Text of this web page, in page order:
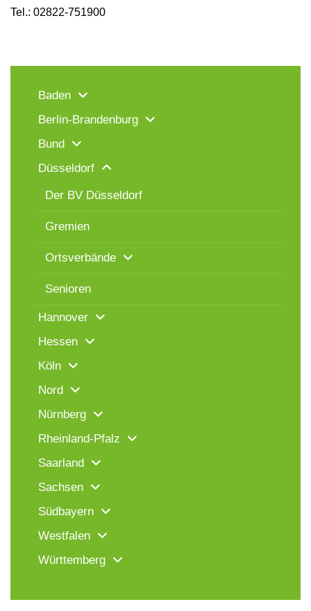
Tel.: 02822-751900
Baden
Berlin-Brandenburg
Bund
Düsseldorf
Der BV Düsseldorf
Gremien
Ortsverbände
Senioren
Hannover
Hessen
Köln
Nord
Nürnberg
Rheinland-Pfalz
Saarland
Sachsen
Südbayern
Westfalen
Württemberg